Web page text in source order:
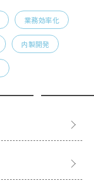
業務効率化
内製開発